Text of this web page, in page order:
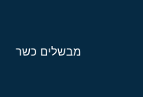
מבשלים כשר